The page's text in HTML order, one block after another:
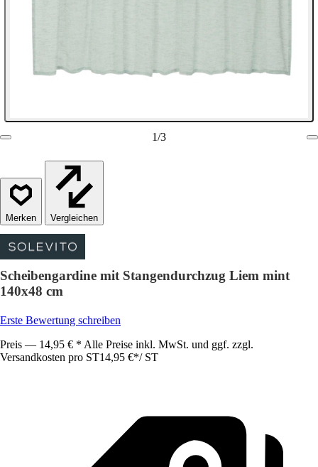
1/3
Vergleichen
Scheibengardine mit Stangendurchzug Liem mint
140x48 cm
Erste Bewertung schreiben
Preis — 14,95 € * Alle Preise inkl. MwSt. und ggf. zzgl.
Versandkosten pro ST14,95 €*/ ST